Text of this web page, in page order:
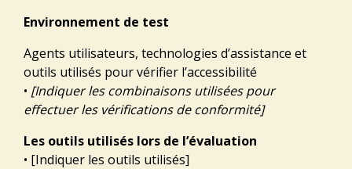
Environnement de test
Agents utilisateurs, technologies d’assistance et
outils utilisés pour vérifier l’accessibilité
• [Indiquer les combinaisons utilisées pour
effectuer les vérifications de conformité]
Les outils utilisés lors de l’évaluation
• [Indiquer les outils utilisés]